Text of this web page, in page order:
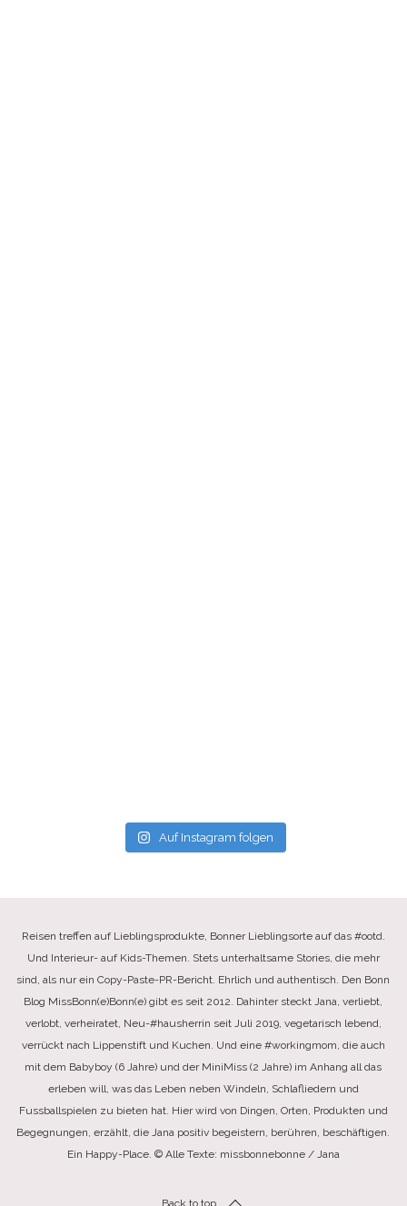
Auf Instagram folgen
Reisen treffen auf Lieblingsprodukte, Bonner Lieblingsorte auf das #ootd.
Und Interieur- auf Kids-Themen. Stets unterhaltsame Stories, die mehr
sind, als nur ein Copy-Paste-PR-Bericht. Ehrlich und authentisch. Den Bonn
Blog MissBonn(e)Bonn(e) gibt es seit 2012. Dahinter steckt Jana, verliebt,
verlobt, verheiratet, Neu-#hausherrin seit Juli 2019, vegetarisch lebend,
verrückt nach Lippenstift und Kuchen. Und eine #workingmom, die auch
mit dem Babyboy (6 Jahre) und der MiniMiss (2 Jahre) im Anhang all das
erleben will, was das Leben neben Windeln, Schlafliedern und
Fussballspielen zu bieten hat. Hier wird von Dingen, Orten, Produkten und
Begegnungen, erzählt, die Jana positiv begeistern, berühren, beschäftigen.
Ein Happy-Place. © Alle Texte: missbonnebonne / Jana
Back to top